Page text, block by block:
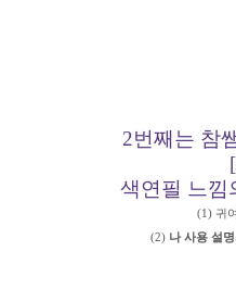
2번째는 참
색연필 느낌
(1) 귀
(2) 나 사용 설명